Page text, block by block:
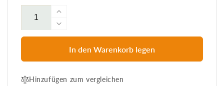
Erhöhe
die
Menge
Prieß
Verringere
die
Menge
für
Strandkorb
In den Warenkorb legen
Hinzufügen zum vergleichen